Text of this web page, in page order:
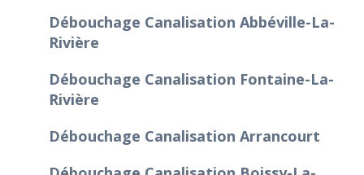
Débouchage Canalisation Abbéville-La-
Rivière
Débouchage Canalisation Fontaine-La-
Rivière
Débouchage Canalisation Arrancourt